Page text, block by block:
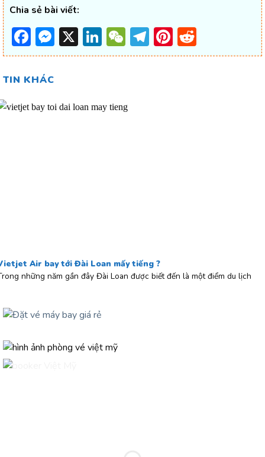
Chia sẻ bài viết:
Facebook
Messenger
X LinkedIn
WeChat
Telegram
Pinterest
TIN KHÁC
Air bay tới Đài Loan mấy tiếng ?
những năm gần đây Đài Loan được biết đến là một điểm du lịch